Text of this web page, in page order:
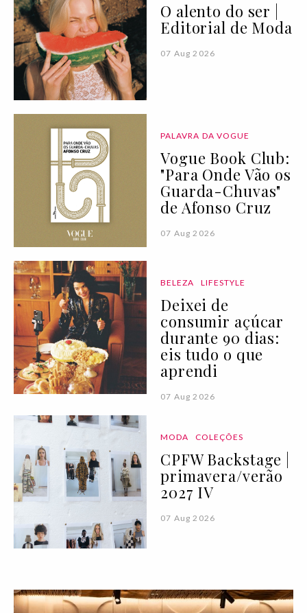
O alento do ser |
Editorial de Moda
07 Aug 2026
PALAVRA DA VOGUE
Vogue Book Club:
"Para Onde Vão os
Guarda-Chuvas"
de Afonso Cruz
07 Aug 2026
BELEZA LIFESTYLE
Deixei de
consumir açúcar
durante 90 dias:
eis tudo o que
aprendi
07 Aug 2026
MODA COLEÇÕES
CPFW Backstage |
primavera/verão
2027 IV
07 Aug 2026